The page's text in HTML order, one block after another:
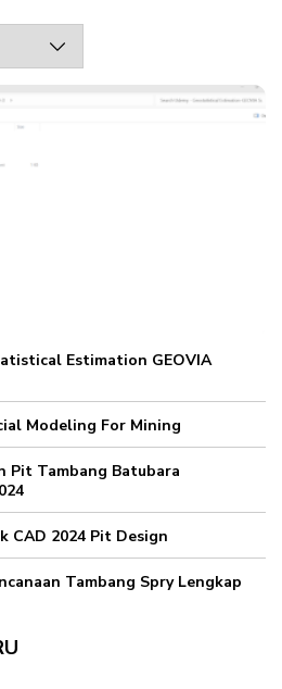
Estimation GEOVIA
Modeling For Mining
Pit Tambang Batubara
CAD 2024 Pit Design
Tambang Spry Lengkap